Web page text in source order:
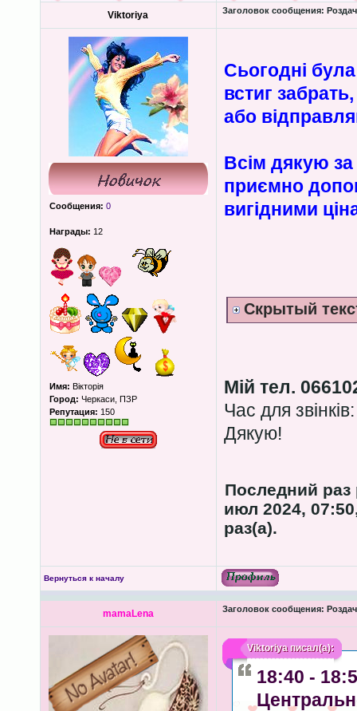
Viktoriya Заголовок сообщения:
Сообщения: 0
Награды: 12
Имя: Вікторія
Город: Черкаси, ПЗР
Репутация: 150
Сьогодні
встиг
або
Всім дякую за
приємно
вигідними
Скрытый
Мій тел.
Час для
Дякую!
Последний
июл 2024,
раз(а).
Вернуться к началу
mamaLena Заголовок сообщения:
Viktoriyaписал(а):
18:40 -